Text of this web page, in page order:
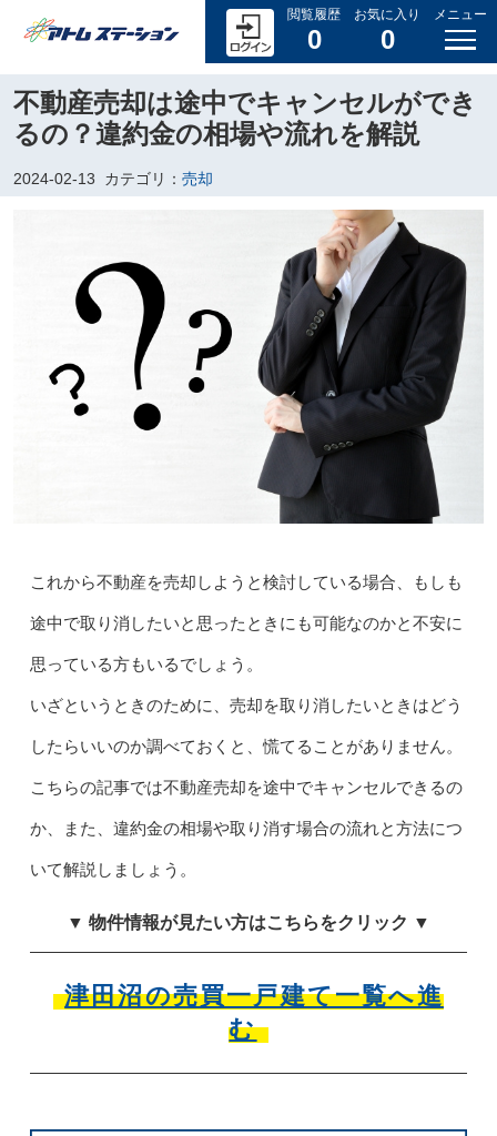
閲覧履歴
0
お気に入り
0
メニュー
不動産売却は途中でキャンセルができ
るの？違約金の相場や流れを解説
2024-02-13 カテゴリ： 売却
これから不動産を売却しようと検討している場合、もしも
途中で取り消したいと思ったときにも可能なのかと不安に
思っている方もいるでしょう。
いざというときのために、売却を取り消したいときはどう
したらいいのか調べておくと、慌てることがありません。
こちらの記事では不動産売却を途中でキャンセルできるの
か、また、違約金の相場や取り消す場合の流れと方法につ
いて解説しましょう。
▼ 物件情報が見たい方はこちらをクリック ▼
津田沼の売買一戸建て一覧へ進
む